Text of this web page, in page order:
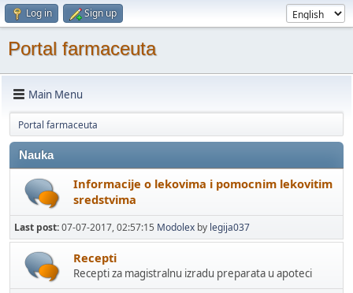
Log in Sign up
Portal farmaceuta
Main Menu
Portal farmaceuta
Nauka
Informacije o lekovima i pomocnim lekovitim
sredstvima
Last post:07-07-2017, 02:57:15 Modolex by legija037
Recepti
Recepti za magistralnu izradu preparata u apoteci